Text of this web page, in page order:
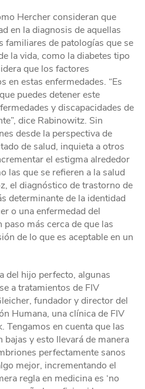
Hercher consideran que
en la diagnosis de aquellas
familiares de patologías que se
la vida, como la diabetes tipo
que los factores
en estas enfermedades. “Es
puedes detener este
y discapacidades de
dice Rabinowitz. Sin
desde la perspectiva de
de salud, inquieta a otros
el estigma alrededor
las que se refieren a la salud
el diagnóstico de trastorno de
determinante de la identidad
o una enfermedad del
más cerca de que las
de lo que es aceptable en un
del hijo perfecto, algunas
a tratamientos de FIV
fundador y director del
Humana, una clínica de FIV
Tengamos en cuenta que las
bajas y esto llevará de manera
perfectamente sanos
mejor, incrementando el
regla en medicina es ‘no